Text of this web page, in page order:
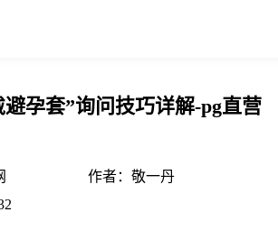
孕套”询问技巧详解-pg直营
作者： 敬一丹